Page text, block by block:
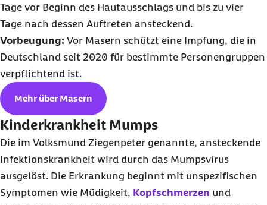
Tage vor Beginn des Hautausschlags und bis zu vier
Tage nach dessen Auftreten ansteckend.
Vorbeugung: Vor Masern schützt eine Impfung, die in
Deutschland seit 2020 für bestimmte Personengruppen
verpflichtend ist.
Mehr über Masern
Kinderkrankheit Mumps
Die im Volksmund Ziegenpeter genannte, ansteckende
Infektionskrankheit wird durch das Mumpsvirus
ausgelöst. Die Erkrankung beginnt mit unspezifischen
Symptomen wie Müdigkeit, Kopfschmerzen und